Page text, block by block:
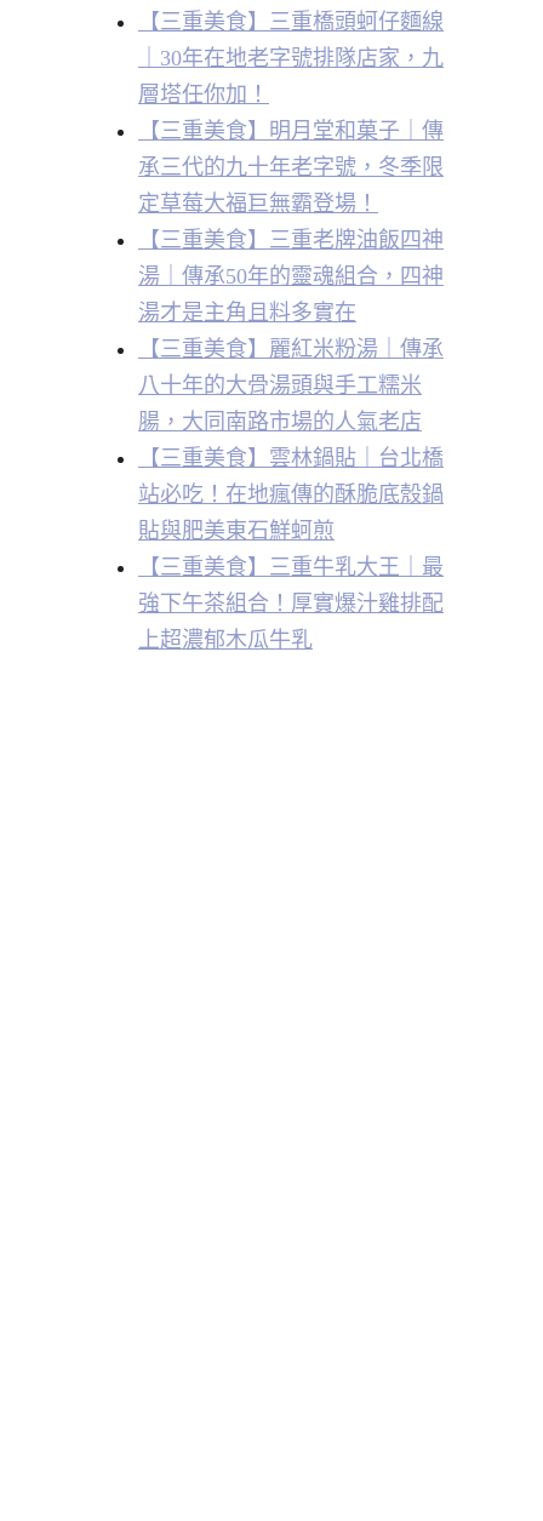
【三重美食】三重橋頭蚵仔麵線
｜30年在地老字號排隊店家，九
層塔任你加！
【三重美食】明月堂和菓子｜傳
承三代的九十年老字號，冬季限
定草莓大福巨無霸登場！
【三重美食】三重老牌油飯四神
湯｜傳承50年的靈魂組合，四神
湯才是主角且料多實在
【三重美食】麗紅米粉湯｜傳承
八十年的大骨湯頭與手工糯米
腸，大同南路市場的人氣老店
【三重美食】雲林鍋貼｜台北橋
站必吃！在地瘋傳的酥脆底殼鍋
貼與肥美東石鮮蚵煎
【三重美食】三重牛乳大王｜最
強下午茶組合！厚實爆汁雞排配
上超濃郁木瓜牛乳